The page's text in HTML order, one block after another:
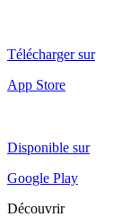
Télécharger sur
App Store
Disponible sur
Google Play
Découvrir